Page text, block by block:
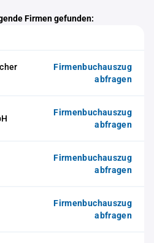
Firmen gefunden:
Firmenbuchauszug
abfragen
Firmenbuchauszug
abfragen
Firmenbuchauszug
abfragen
Firmenbuchauszug
abfragen